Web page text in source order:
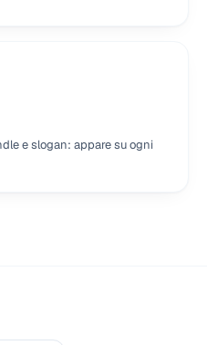
e slogan: appare su ogni